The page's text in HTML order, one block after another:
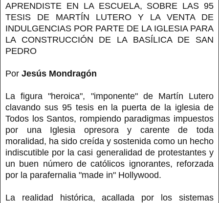
APRENDISTE EN LA ESCUELA, SOBRE LAS 95
TESIS DE MARTÍN LUTERO Y LA VENTA DE
INDULGENCIAS POR PARTE DE LA IGLESIA PARA
LA CONSTRUCCIÓN DE LA BASÍLICA DE SAN
PEDRO
Por Jesús Mondragón
La figura "heroica", "imponente" de Martín Lutero
clavando sus 95 tesis en la puerta de la iglesia de
Todos los Santos, rompiendo paradigmas impuestos
por una Iglesia opresora y carente de toda
moralidad, ha sido creída y sostenida como un hecho
indiscutible por la casi generalidad de protestantes y
un buen número de católicos ignorantes, reforzada
por la parafernalia "made in" Hollywood.
La realidad histórica, acallada por los sistemas